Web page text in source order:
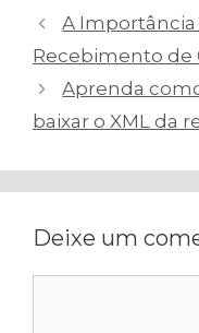
Navegação
de
A Importância
Recebimento de
Aprenda
baixar o XML da
Deixe um